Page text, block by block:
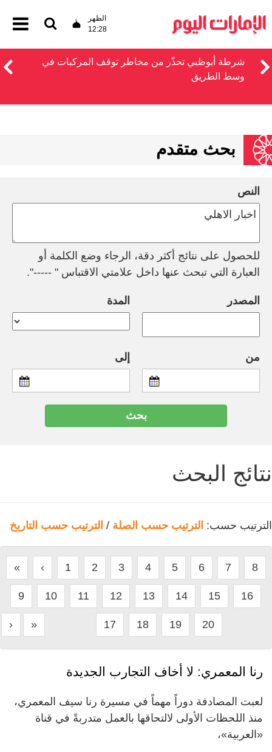
الظهر
12:28
شرطة أبوظبي تحذّر من مخاطر توقف المركبات في
وسط الطريق
بحث متقدم
النص
للحصول على نتائج أكثر دقة، الرجاء وضع الكلمة أو
العبارة التي تبحث عنها داخل علامتي الاقتباس " -----".
المصدر المدة
من إلى
نتائج البحث
الترتيب حسب: الترتيب حسب الصلة / الترتيب حسب التاريخ
« ‹ 1 2 3 4 5 6 7 8
9 10 11 12 13 14 15 16
17 18 19 20
› »
رنا المعمري: لا أخاف التجارب الجديدة
لعبت المصادفة دوراً مهماً في مسيرة رنا سيف المعمري،
منذ اللحظات الأولى لالتحاقها بالعمل متدربةً في قناة
«العربية»،